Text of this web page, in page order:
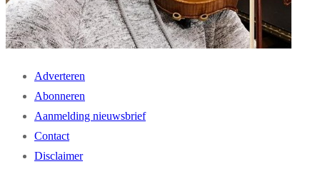
Adverteren
Abonneren
Aanmelding nieuwsbrief
Contact
Disclaimer